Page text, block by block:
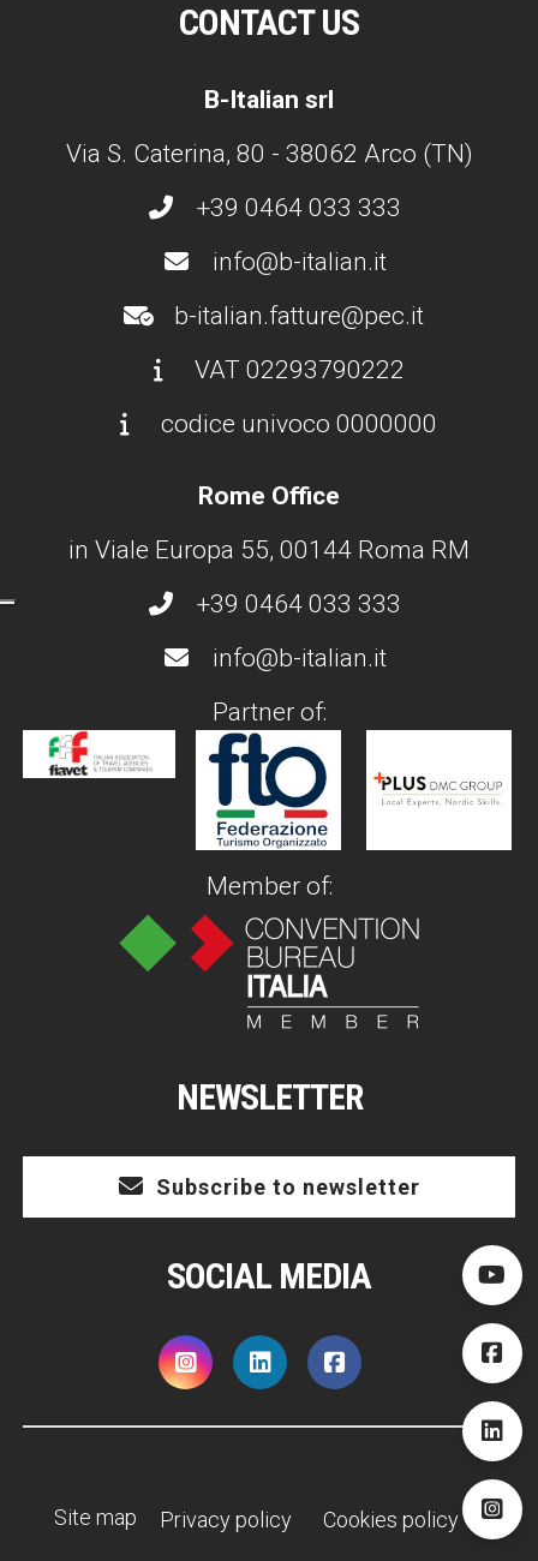
CONTACT US
B-Italian srl
Via S. Caterina, 80 - 38062 Arco (TN)
+39 0464 033 333
info@b-italian.it
b-italian.fatture@pec.it
VAT 02293790222
codice univoco 0000000
Rome Office
in Viale Europa 55, 00144 Roma RM
+39 0464 033 333
info@b-italian.it
Partner of:
Member of:
NEWSLETTER
Subscribe to newsletter
SOCIAL MEDIA
Site map Privacy policy Cookies policy